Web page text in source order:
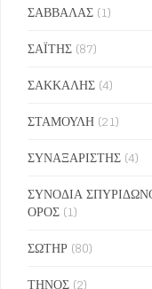
ΣΑΒΒΑΛΑΣ (1)
ΣΑΪΤΗΣ (87)
ΣΑΚΚΑΛΗΣ (4)
ΣΤΑΜΟΥΛΗ (21)
ΣΥΝΑΞΑΡΙΣΤΗΣ (4)
ΣΥΝΟΔΙΑ
ΟΡΟΣ (1)
ΣΩΤΗΡ (80)
ΤΗΝΟΣ (2)